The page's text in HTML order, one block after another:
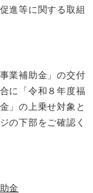
進等に関する取組
業補助金」の交付
に「令和８年度福
」の上乗せ対象と
の下部をご確認く
金